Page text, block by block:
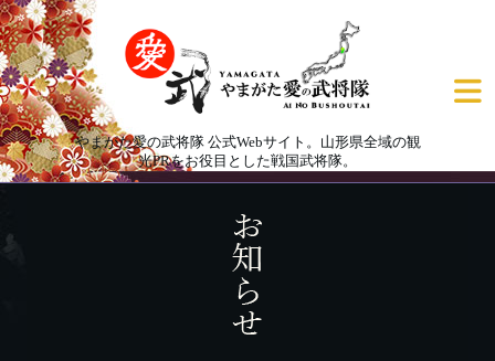
やまがた愛の武将隊 公式Webサイト。山形県全域の観
光PRをお役目とした戦国武将隊。